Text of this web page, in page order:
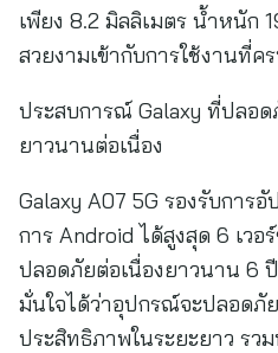
เพียง 8.2 มิลลิเมตร น้ำหนัก
สวยงามเข้ากับการใช้งานที่ค
ประสบการณ์ Galaxy ที่ปลอด
ยาวนานต่อเนื่อง
Galaxy A07 5G รองรับการ
การ Android ได้สูงสุด 6 เว
ปลอดภัยต่อเนื่องยาวนาน 6
มั่นใจได้ว่าอุปกรณ์จะปลอดภั
ประสิทธิภาพในระยะยาว รว